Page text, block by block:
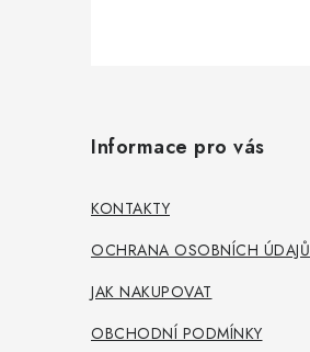
Informace pro vás
KONTAKTY
OCHRANA OSOBNÍCH ÚDAJŮ
JAK NAKUPOVAT
OBCHODNÍ PODMÍNKY